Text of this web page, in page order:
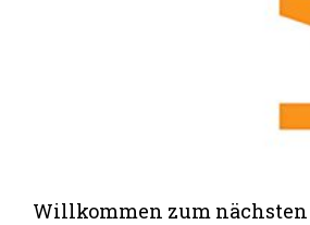
Willkommen zum nächsten